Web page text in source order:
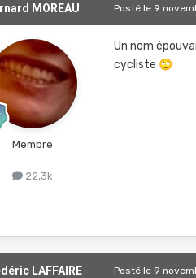
MOREAU
Membre
22,3k
Postéle 9
Un nom
cycliste 🙄
LAFFAIRE Postéle 9